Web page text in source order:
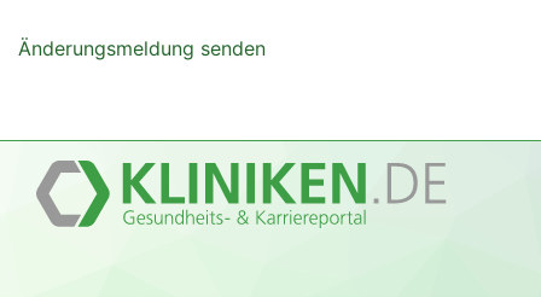
Änderungsmeldung senden